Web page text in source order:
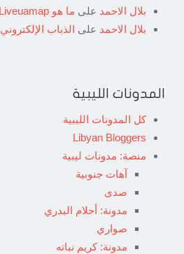
بلال الاحمد على ما هو Liveuamap
بلال الاحمد على الذباب الإلكتروني
المدونات الليبية
كل المدونات الليبية
Libyan Bloggers
منصة: مدونات ليبية
آهات جنوبية
صدى
مدونة: أحلام البدري
صواري
مدونة: كريم نباته